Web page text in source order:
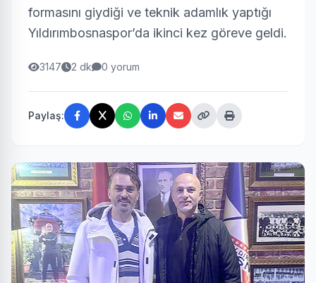
formasını giydiği ve teknik adamlık yaptığı
Yıldırımbosnaspor’da ikinci kez göreve geldi.
3147 2 dk 0 yorum
Paylaş: